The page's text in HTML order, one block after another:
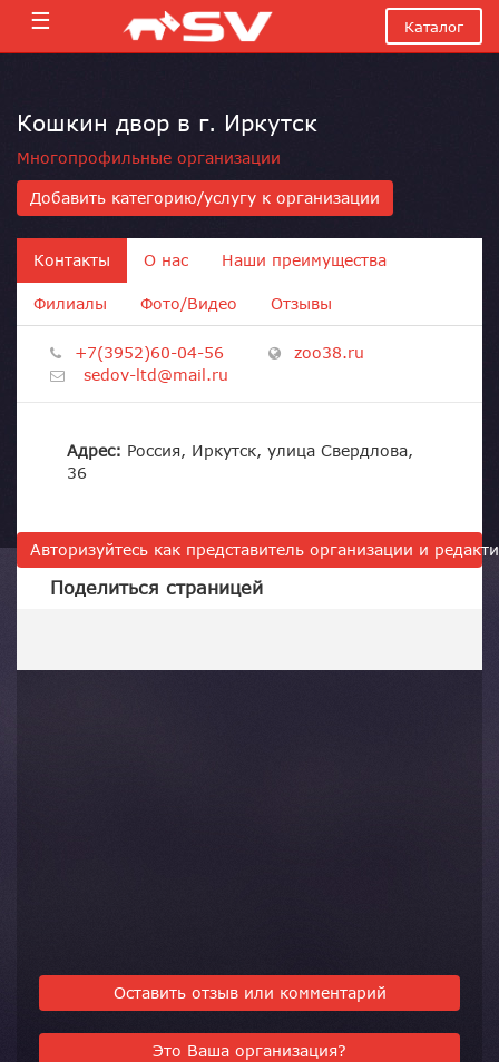
☰ Каталог
Кошкин двор в г. Иркутск
Многопрофильные организации
Добавить категорию/услугу к организации
Контакты О нас Наши преимущества
Филиалы Фото/Видео Отзывы
+7(3952)60-04-56
zoo38.ru
sedov-ltd@mail.ru
Адрес: Россия, Иркутск, улица Свердлова,
36
Авторизуйтесь как представитель организации и
Поделиться страницей
Оставить отзыв или комментарий
Это Ваша организация?